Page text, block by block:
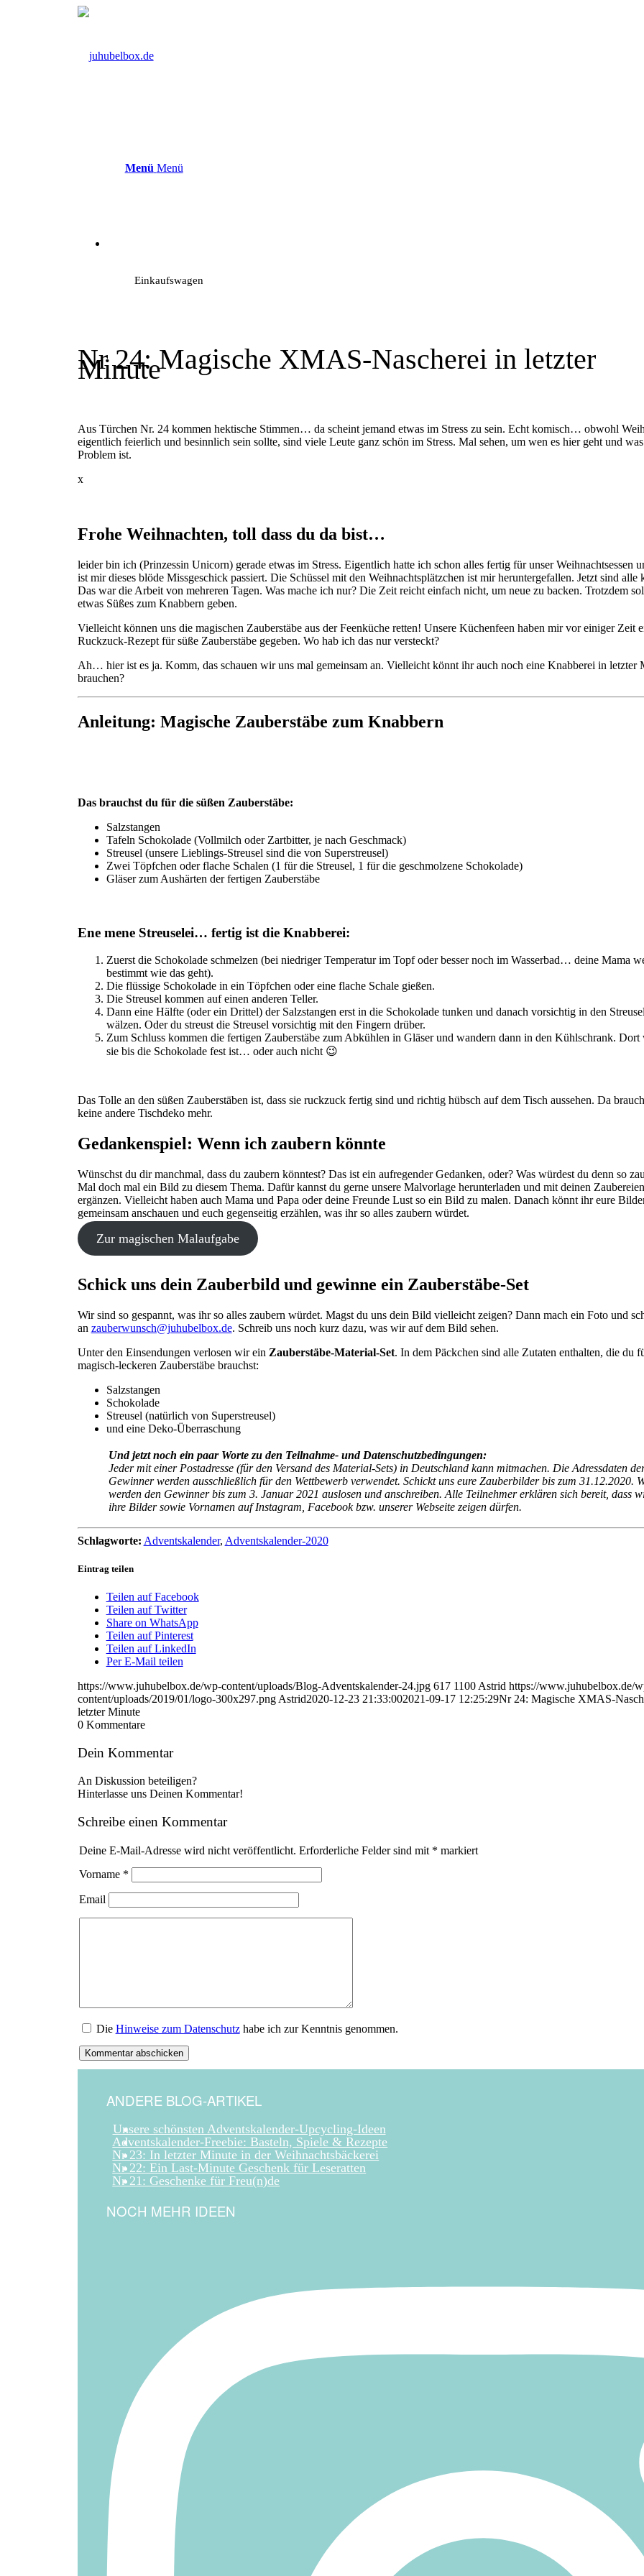
Menü Menü
Einkaufswagen
Nr 24: Magische XMAS-Nascherei in letzter
Minute
Aus Türchen Nr. 24 kommen hektische Stimmen… da scheint jemand etwas im Stress zu sein. Echt komisch… obwohl
eigentlich feierlich und besinnlich sein sollte, sind viele Leute ganz schön im Stress. Mal sehen, um wen es hier geht und was
Problem ist.
x
Frohe Weihnachten, toll dass du da bist…
leider bin ich (Prinzessin Unicorn) gerade etwas im Stress. Eigentlich hatte ich schon alles fertig für unser Weihnachtsessen
ist mir dieses blöde Missgeschick passiert. Die Schüssel mit den Weihnachtsplätzchen ist mir heruntergefallen. Jetzt sind alle
Das war die Arbeit von mehreren Tagen. Was mache ich nur? Die Zeit reicht einfach nicht, um neue zu backen. Trotzdem
etwas Süßes zum Knabbern geben.
Vielleicht können uns die magischen Zauberstäbe aus der Feenküche retten! Unsere Küchenfeen haben mir vor einiger Zeit
Ruckzuck-Rezept für süße Zauberstäbe gegeben. Wo hab ich das nur versteckt?
Ah… hier ist es ja. Komm, das schauen wir uns mal gemeinsam an. Vielleicht könnt ihr auch noch eine Knabberei in letzter
brauchen?
Anleitung: Magische Zauberstäbe zum Knabbern
Das brauchst du für die süßen Zauberstäbe:
Salzstangen
Tafeln Schokolade (Vollmilch oder Zartbitter, je nach Geschmack)
Streusel (unsere Lieblings-Streusel sind die von Superstreusel)
Zwei Töpfchen oder flache Schalen (1 für die Streusel, 1 für die geschmolzene Schokolade)
Gläser zum Aushärten der fertigen Zauberstäbe
Ene mene Streuselei… fertig ist die Knabberei:
Zuerst die Schokolade schmelzen (bei niedriger Temperatur im Topf oder besser noch im Wasserbad… deine Mama
bestimmt wie das geht).
Die flüssige Schokolade in ein Töpfchen oder eine flache Schale gießen.
Die Streusel kommen auf einen anderen Teller.
Dann eine Hälfte (oder ein Drittel) der Salzstangen erst in die Schokolade tunken und danach vorsichtig in den
wälzen. Oder du streust die Streusel vorsichtig mit den Fingern drüber.
Zum Schluss kommen die fertigen Zauberstäbe zum Abkühlen in Gläser und wandern dann in den Kühlschrank. Dort
sie bis die Schokolade fest ist… oder auch nicht 😉
Das Tolle an den süßen Zauberstäben ist, dass sie ruckzuck fertig sind und richtig hübsch auf dem Tisch aussehen. Da
keine andere Tischdeko mehr.
Gedankenspiel: Wenn ich zaubern könnte
Wünschst du dir manchmal, dass du zaubern könntest? Das ist ein aufregender Gedanken, oder? Was würdest du denn so
Mal doch mal ein Bild zu diesem Thema. Dafür kannst du gerne unsere Malvorlage herunterladen und mit deinen Zaubereien
ergänzen. Vielleicht haben auch Mama und Papa oder deine Freunde Lust so ein Bild zu malen. Danach könnt ihr eure
gemeinsam anschauen und euch gegenseitig erzählen, was ihr so alles zaubern würdet.
Zur magischen Malaufgabe
Schick uns dein Zauberbild und gewinne ein Zauberstäbe-Set
Wir sind so gespannt, was ihr so alles zaubern würdet. Magst du uns dein Bild vielleicht zeigen? Dann mach ein Foto und
an zauberwunsch@juhubelbox.de. Schreib uns noch kurz dazu, was wir auf dem Bild sehen.
Unter den Einsendungen verlosen wir ein Zauberstäbe-Material-Set. In dem Päckchen sind alle Zutaten enthalten, die du
magisch-leckeren Zauberstäbe brauchst:
Salzstangen
Schokolade
Streusel (natürlich von Superstreusel)
und eine Deko-Überraschung
Und jetzt noch ein paar Worte zu den Teilnahme- und Datenschutzbedingungen:
Jeder mit einer Postadresse (für den Versand des Material-Sets) in Deutschland kann mitmachen. Die Adressdaten
Gewinner werden ausschließlich für den Wettbewerb verwendet. Schickt uns eure Zauberbilder bis zum 31.12.2020.
werden den Gewinner bis zum 3. Januar 2021 auslosen und anschreiben. Alle Teilnehmer erklären sich bereit, dass
ihre Bilder sowie Vornamen auf Instagram, Facebook bzw. unserer Webseite zeigen dürfen.
Schlagworte: Adventskalender, Adventskalender-2020
Eintrag teilen
Teilen auf Facebook
Teilen auf Twitter
Share on WhatsApp
Teilen auf Pinterest
Teilen auf LinkedIn
Per E-Mail teilen
https://www.juhubelbox.de/wp-content/uploads/Blog-Adventskalender-24.jpg 617 1100 Astrid https://www.juhubelbox.de/
content/uploads/2019/01/logo-300x297.png Astrid2020-12-23 21:33:002021-09-17 12:25:29Nr 24: Magische XMAS-
letzter Minute
0 Kommentare
Dein Kommentar
An Diskussion beteiligen?
Hinterlasse uns Deinen Kommentar!
Schreibe einen Kommentar
Deine E-Mail-Adresse wird nicht veröffentlicht. Erforderliche Felder sind mit * markiert
Vorname *
Email
Die Hinweise zum Datenschutzhabe ich zur Kenntnis genommen.
ANDERE BLOG-ARTIKEL
Unsere schönsten Adventskalender-Upcycling-Ideen
Adventskalender-Freebie: Basteln, Spiele & Rezepte
Nr 23: In letzter Minute in der Weihnachtsbäckerei
Nr 22: Ein Last-Minute Geschenk für Leseratten
Nr 21: Geschenke für Freu(n)de
NOCH MEHR IDEEN